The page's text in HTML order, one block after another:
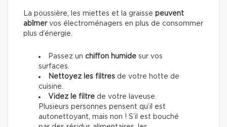
La poussière, les miettes et la graisse peuvent
abîmervos électroménagers en plus de consommer
plus d’énergie.
Passez un chiffon humide sur vos
surfaces.
Nettoyez les filtres de votre hotte de
cuisine.
Videz le filtre de votre laveuse.
Plusieurs personnes pensent qu’il est
autonettoyant, mais non ! S’il est bouché